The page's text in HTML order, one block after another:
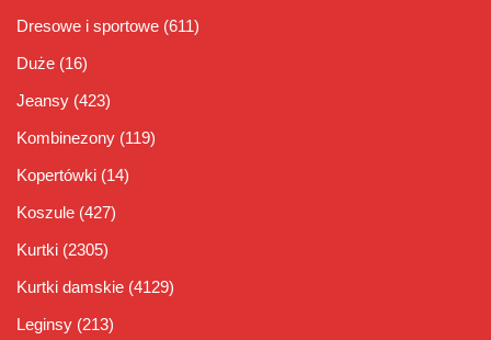
Dresowe i sportowe (611)
Duże (16)
Jeansy (423)
Kombinezony (119)
Kopertówki (14)
Koszule (427)
Kurtki (2305)
Kurtki damskie (4129)
Leginsy (213)